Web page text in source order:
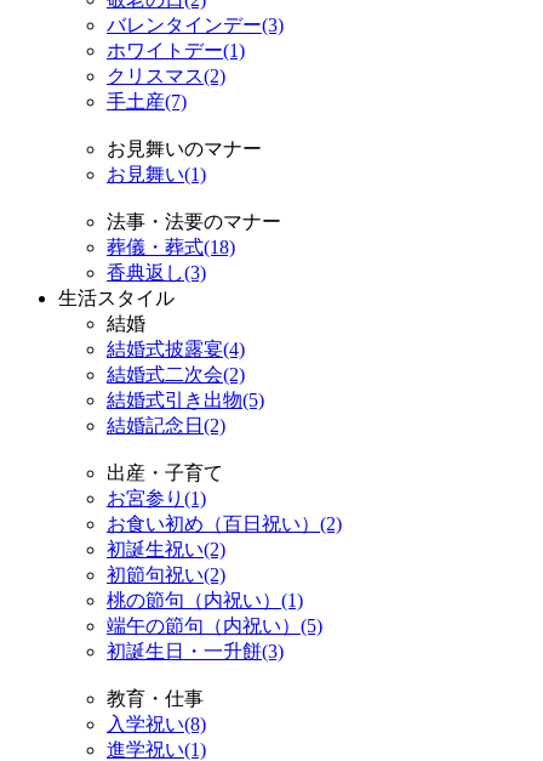
バレンタインデー(3)
ホワイトデー(1)
クリスマス(2)
手土産(7)
お見舞いのマナー
お見舞い(1)
法事・法要のマナー
葬儀・葬式(18)
香典返し(3)
生活スタイル
結婚
結婚式披露宴(4)
結婚式二次会(2)
結婚式引き出物(5)
結婚記念日(2)
出産・子育て
お宮参り(1)
お食い初め（百日祝い）(2)
初誕生祝い(2)
初節句祝い(2)
桃の節句（内祝い）(1)
端午の節句（内祝い）(5)
初誕生日・一升餅(3)
教育・仕事
入学祝い(8)
進学祝い(1)